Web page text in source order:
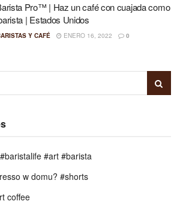
Pro™ | Haz un café con cuajada como
| Estados Unidos
Y CAFÉ ENERO 16, 2022 0
#art #barista
w domu? #shorts
coffee